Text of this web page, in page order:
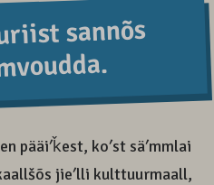
sannõs
pääiʹǩest, koʹst säʹmmlai
jieʹlli kulttuurmaall,